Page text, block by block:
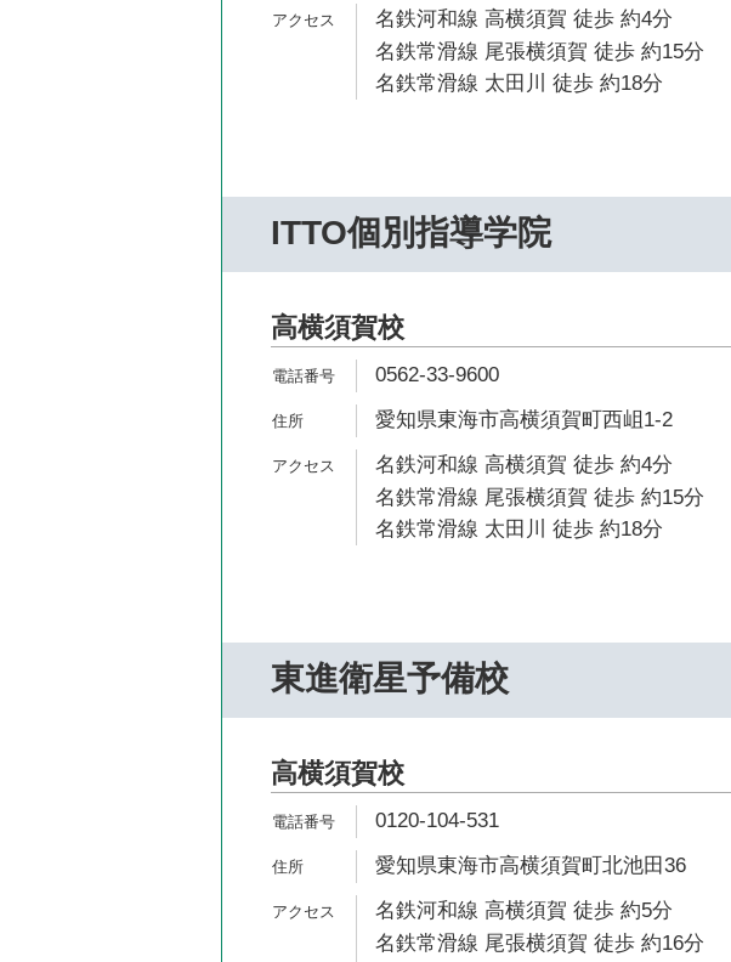
名鉄河和線 高横須賀 徒歩 約4分
名鉄常滑線 尾張横須賀 徒歩 約15分
名鉄常滑線 太田川 徒歩 約18分
ITTO個別指導学院
高横須賀校
0562-33-9600
愛知県東海市高横須賀町西岨1-2
名鉄河和線 高横須賀 徒歩 約4分
名鉄常滑線 尾張横須賀 徒歩 約15分
名鉄常滑線 太田川 徒歩 約18分
東進衛星予備校
高横須賀校
0120-104-531
愛知県東海市高横須賀町北池田36
名鉄河和線 高横須賀 徒歩 約5分
名鉄常滑線 尾張横須賀 徒歩 約16分